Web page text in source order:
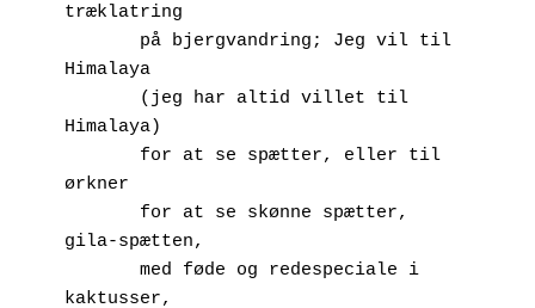
træklatring
Himalaya
Himalaya)
ørkner
gila-spætten,
kaktusser,